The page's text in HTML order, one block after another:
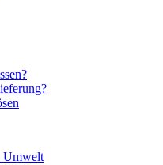
Umwelt